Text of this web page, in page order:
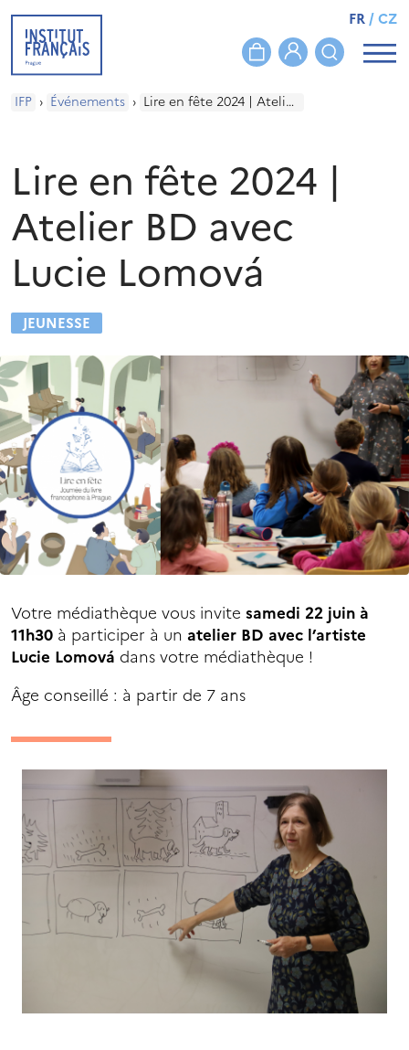
FR/CZ
IFP › Événements › Lire en fête 2024 | Atelier BD avec Lucie Lomová
Lire en fête 2024 |
Atelier BD avec
Lucie Lomová
JEUNESSE
Votre médiathèque vous invite samedi 22 juin à
11h30 à participer à un atelier BD avec l’artiste
Lucie Lomová dans votre médiathèque !
Âge conseillé : à partir de 7 ans